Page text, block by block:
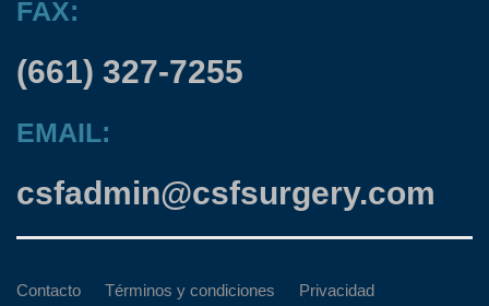
FAX:
(661) 327-7255
EMAIL:
csfadmin@csfsurgery.com
Contacto Términos y condiciones
Privacidad